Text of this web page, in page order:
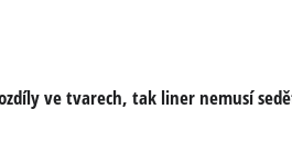
ve tvarech, tak liner nemusí